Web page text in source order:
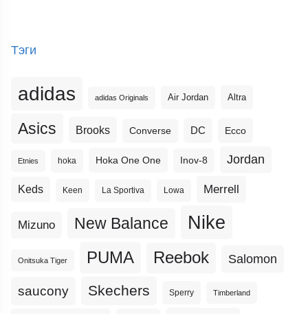
Тэги
adidas adidas Originals Air Jordan Altra
Asics Brooks Converse DC Ecco
Etnies hoka Hoka One One Inov-8 Jordan
Keds Keen La Sportiva Lowa Merrell
Mizuno New Balance Nike
Onitsuka Tiger PUMA Reebok Salomon
saucony Skechers Sperry Timberland